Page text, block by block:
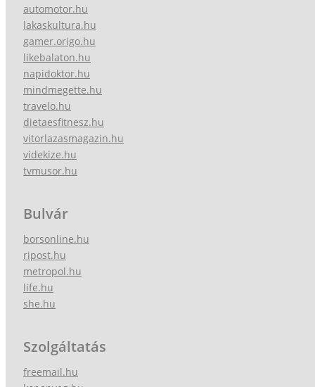
automotor.hu
lakaskultura.hu
gamer.origo.hu
likebalaton.hu
napidoktor.hu
mindmegette.hu
travelo.hu
dietaesfitnesz.hu
vitorlazasmagazin.hu
videkize.hu
tvmusor.hu
Bulvár
borsonline.hu
ripost.hu
metropol.hu
life.hu
she.hu
Szolgáltatás
freemail.hu